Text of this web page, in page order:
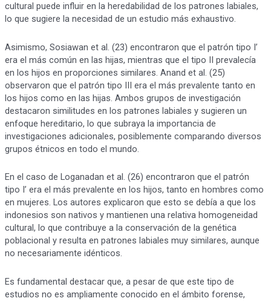
cultural puede influir en la heredabilidad de los patrones labiales,
lo que sugiere la necesidad de un estudio más exhaustivo.
Asimismo, Sosiawan et al. (23) encontraron que el patrón tipo I’
era el más común en las hijas, mientras que el tipo II prevalecía
en los hijos en proporciones similares. Anand et al. (25)
observaron que el patrón tipo III era el más prevalente tanto en
los hijos como en las hijas. Ambos grupos de investigación
destacaron similitudes en los patrones labiales y sugieren un
enfoque hereditario, lo que subraya la importancia de
investigaciones adicionales, posiblemente comparando diversos
grupos étnicos en todo el mundo.
En el caso de Loganadan et al. (26) encontraron que el patrón
tipo I’ era el más prevalente en los hijos, tanto en hombres como
en mujeres. Los autores explicaron que esto se debía a que los
indonesios son nativos y mantienen una relativa homogeneidad
cultural, lo que contribuye a la conservación de la genética
poblacional y resulta en patrones labiales muy similares, aunque
no necesariamente idénticos.
Es fundamental destacar que, a pesar de que este tipo de
estudios no es ampliamente conocido en el ámbito forense,